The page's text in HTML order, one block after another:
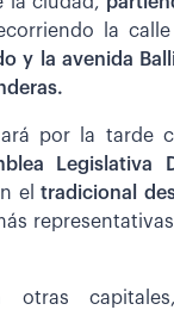
la
y la avenida
por la tarde
Legislativa
eltradicional